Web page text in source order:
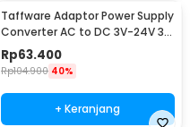
Taffware Adaptor Power Supply
Converter AC to DC 3V-24V 3A
Adjustable - BSK-602
Rp63.400
Rp104.900 40%
+ Keranjang